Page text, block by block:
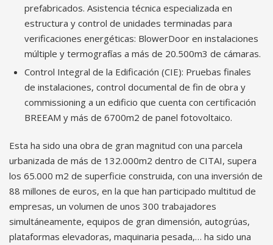
prefabricados. Asistencia técnica especializada en
estructura y control de unidades terminadas para
verificaciones energéticas: BlowerDoor en instalaciones
múltiple y termografías a más de 20.500m3 de cámaras.
Control Integral de la Edificación (CIE): Pruebas finales
de instalaciones, control documental de fin de obra y
commissioning a un edificio que cuenta con certificación
BREEAM y más de 6700m2 de panel fotovoltaico.
Esta ha sido una obra de gran magnitud con una parcela
urbanizada de más de 132.000m2 dentro de CITAI, supera
los 65.000 m2 de superficie construida, con una inversión de
88 millones de euros, en la que han participado multitud de
empresas, un volumen de unos 300 trabajadores
simultáneamente, equipos de gran dimensión, autogrúas,
plataformas elevadoras, maquinaria pesada,… ha sido una